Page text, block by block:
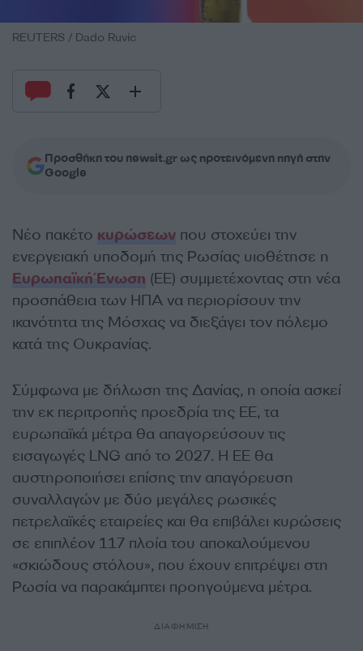
REUTERS / Dado Ruvic
Προσθήκη του newsit.gr ως προτεινόμενη πηγή στην
Google
Νέο πακέτο κυρώσεων που στοχεύει την
ενεργειακή υποδομή της Ρωσίας υιοθέτησε η
Ευρωπαϊκή Ένωση (ΕΕ) συμμετέχοντας στη νέα
προσπάθεια των ΗΠΑ να περιορίσουν την
ικανότητα της Μόσχας να διεξάγει τον πόλεμο
κατά της Ουκρανίας.
Σύμφωνα με δήλωση της Δανίας, η οποία ασκεί
την εκ περιτροπής προεδρία της ΕΕ, τα
ευρωπαϊκά μέτρα θα απαγορεύσουν τις
εισαγωγές LNG από το 2027. Η ΕΕ θα
αυστηροποιήσει επίσης την απαγόρευση
συναλλαγών με δύο μεγάλες ρωσικές
πετρελαϊκές εταιρείες και θα επιβάλει κυρώσεις
σε επιπλέον 117 πλοία του αποκαλούμενου
«σκιώδους στόλου», που έχουν επιτρέψει στη
Ρωσία να παρακάμπτει προηγούμενα μέτρα.
ΔΙΑΦΗΜΙΣΗ